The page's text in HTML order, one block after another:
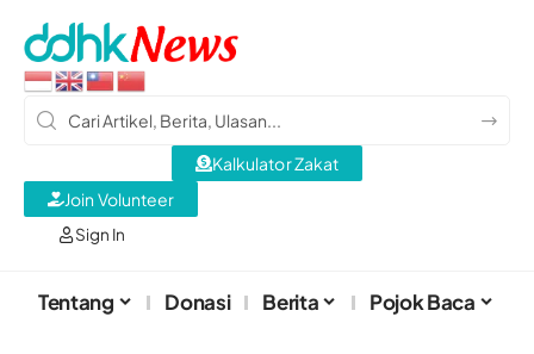
Sign In
Kalkulator Zakat
Join Volunteer
Tentang Donasi Berita Pojok Baca